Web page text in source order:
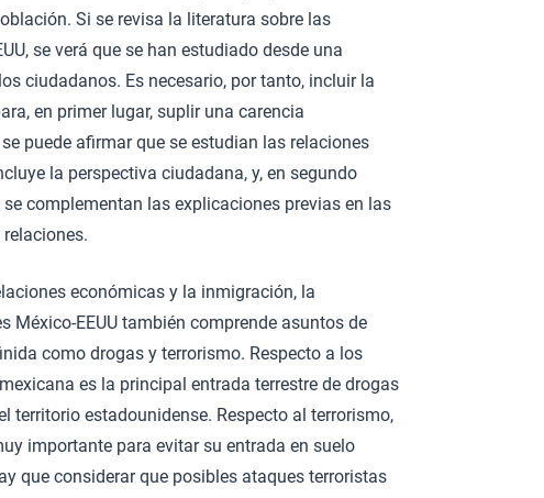
Si se revisa la literatura sobre las
se verá que se han estudiado desde una
ciudadanos. Es necesario, por tanto, incluir la
en primer lugar, suplir una carencia
puede afirmar que se estudian las relaciones
la perspectiva ciudadana, y, en segundo
complementan las explicaciones previas en las
económicas y la inmigración, la
México-EEUU también comprende asuntos de
como drogas y terrorismo. Respecto a los
es la principal entrada terrestre de drogas
territorio estadounidense. Respecto al terrorismo,
importante para evitar su entrada en suelo
que considerar que posibles ataques terroristas